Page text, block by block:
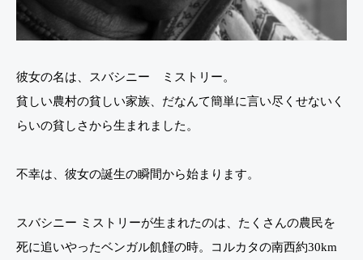
彼女の名は、スバシニー ミストリー。
貧しい農村の貧しい家族、だなんて簡単に言い尽くせないく
らいの貧しさから生まれました。
不幸は、彼女の誕生の瞬間から始まります。
スバシニー ミストリーが生まれたのは、たくさんの農民を
死に追いやったベンガル飢饉の時。コルカタの南西約30km